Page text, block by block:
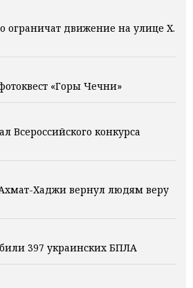
ограничат движение на улице Х.
«Горы Чечни»
Всероссийского конкурса
Хаджи вернул людям веру
397 украинских БПЛА